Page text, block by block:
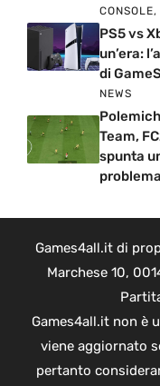
CONSOLE,
PS5 vs
un’era:
di
NEWS
Team,
spunta
problema
Games4all.it di
Marchese 10,
Games4all.it non è
viene aggiornato
pertanto